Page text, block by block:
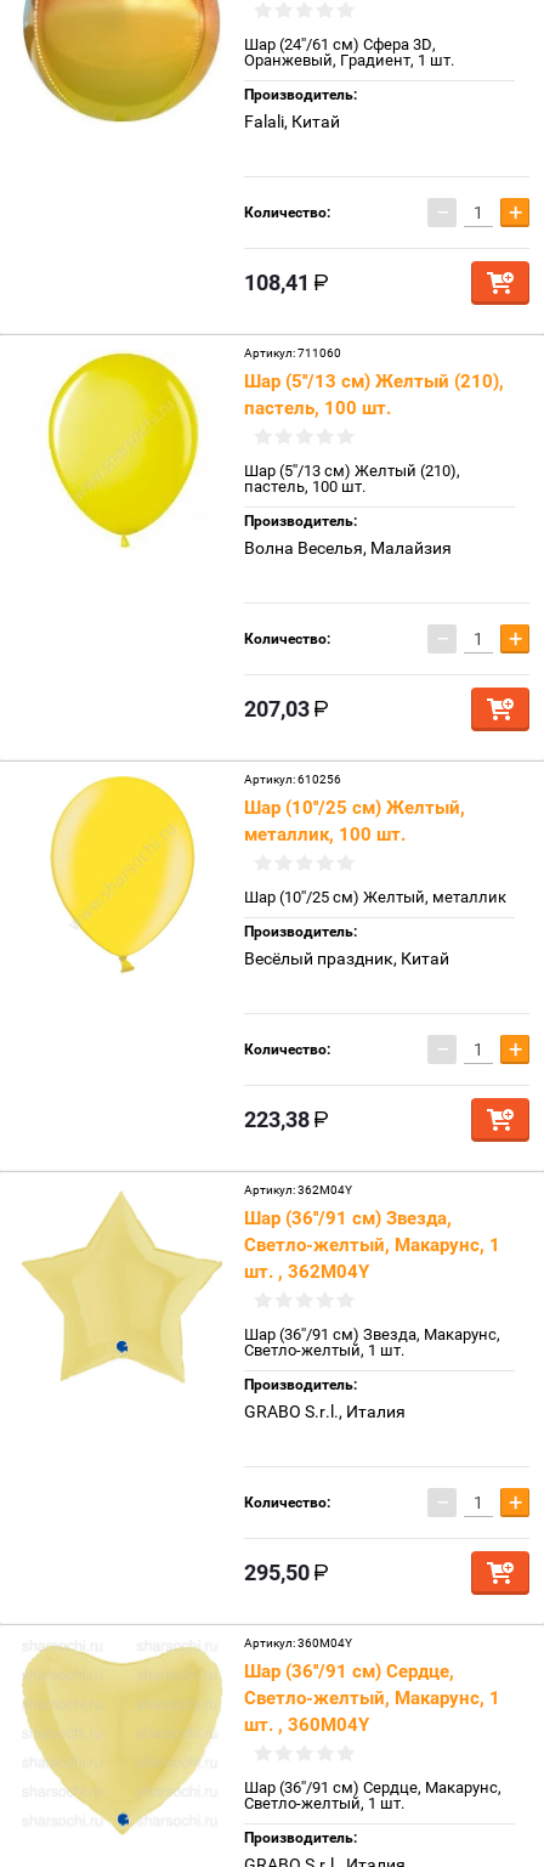
Шар (24''/61 см) Сфера 3D,
Оранжевый, Градиент, 1 шт.
Производитель:
Falali, Китай
Количество: − +
108,41
Артикул:711060
Шар (5''/13 см) Желтый (210),
пастель, 100 шт.
Шар (5''/13 см) Желтый (210),
пастель, 100 шт.
Производитель:
Волна Веселья, Малайзия
Количество: − +
207,03
Артикул:610256
Шар (10''/25 см) Желтый,
металлик, 100 шт.
Шар (10''/25 см) Желтый, металлик
Производитель:
Весёлый праздник, Китай
Количество: − +
223,38
Артикул:362M04Y
Шар (36''/91 см) Звезда,
Светло-желтый, Макарунс, 1
шт. , 362M04Y
Шар (36''/91 см) Звезда, Макарунс,
Светло-желтый, 1 шт.
Производитель:
GRABO S.r.l., Италия
Количество: − +
295,50
Артикул:360M04Y
Шар (36''/91 см) Сердце,
Светло-желтый, Макарунс, 1
шт. , 360M04Y
Шар (36''/91 см) Сердце, Макарунс,
Светло-желтый, 1 шт.
Производитель: